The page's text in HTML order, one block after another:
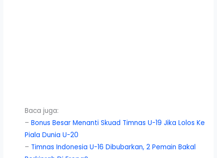
Baca juga:
–Bonus Besar Menanti Skuad Timnas U-19 Jika Lolos Ke
Piala Dunia U-20
– Timnas Indonesia U-16 Dibubarkan, 2 Pemain Bakal